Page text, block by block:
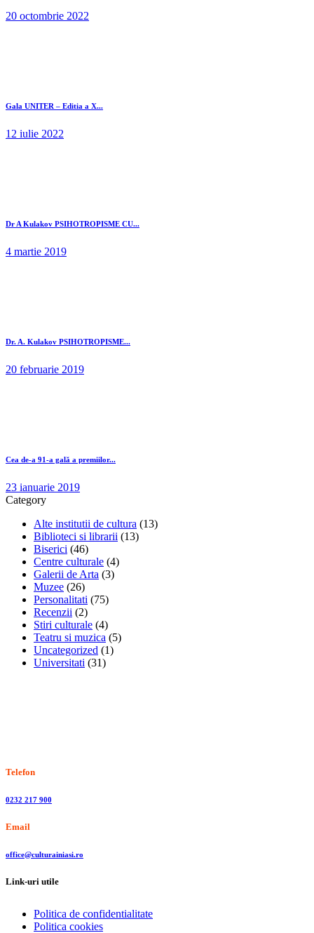
20 octombrie 2022
Gala UNITER – Editia a X...
12 iulie 2022
Dr A Kulakov PSIHOTROPISME CU...
4 martie 2019
Dr. A. Kulakov PSIHOTROPISME...
20 februarie 2019
Cea de-a 91-a gală a premiilor...
23 ianuarie 2019
Category
Alte institutii de cultura (13)
Biblioteci si librarii (13)
Biserici (46)
Centre culturale (4)
Galerii de Arta (3)
Muzee (26)
Personalitati (75)
Recenzii (2)
Stiri culturale (4)
Teatru si muzica (5)
Uncategorized (1)
Universitati (31)
Telefon
0232 217 900
Email
office@culturainiasi.ro
Link-uri utile
Politica de confidentialitate
Politica cookies